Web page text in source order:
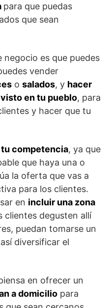
para que puedas
que sean
negocio es que puedes
vender
o salados, y hacer
en tu pueblo, para
y hacer que tu
competencia, ya que
que haya una o
la oferta que vas a
para los clientes.
en incluir una zona
clientes degusten allí
puedan tomarse un
diversificar el
en ofrecer un
a domicilio para